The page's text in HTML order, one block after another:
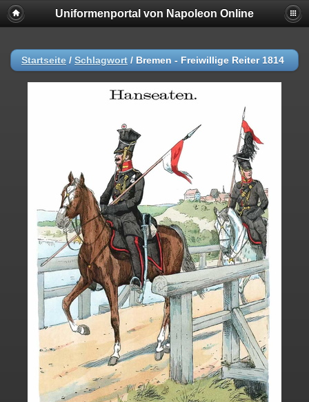
Uniformenportal von Napoleon Online
Startseite / Schlagwort / Bremen - Freiwillige Reiter 1814